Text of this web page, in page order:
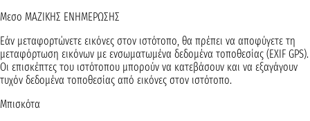
Μεσο ΜΑΖΙΚΗΣ ΕΝΗΜΕΡΩΣΗΣ
Εάν μεταφορτώνετε εικόνες στον ιστότοπο, θα πρέπει να αποφύγετε τη
μεταφόρτωση εικόνων με ενσωματωμένα δεδομένα τοποθεσίας (EXIF GPS).
Οι επισκέπτες του ιστότοπου μπορούν να κατεβάσουν και να εξαγάγουν
τυχόν δεδομένα τοποθεσίας από εικόνες στον ιστότοπο.
Μπισκότα